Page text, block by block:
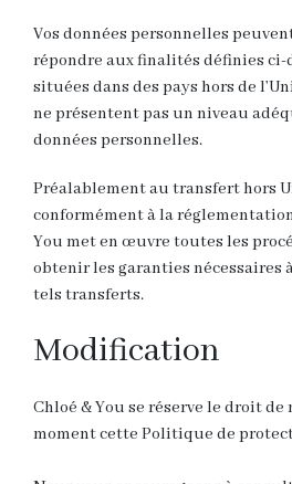
Vos données personnelles
répondre aux finalités définies ci-
situées dans des pays hors de
ne présentent pas un niveau
données personnelles.
Préalablement au transfert hors
conformément à la
You met en œuvre toutes les
obtenir les garanties nécessaires
tels transferts.
Modification
Chloé & You se réserve le droit
moment cette Politique de